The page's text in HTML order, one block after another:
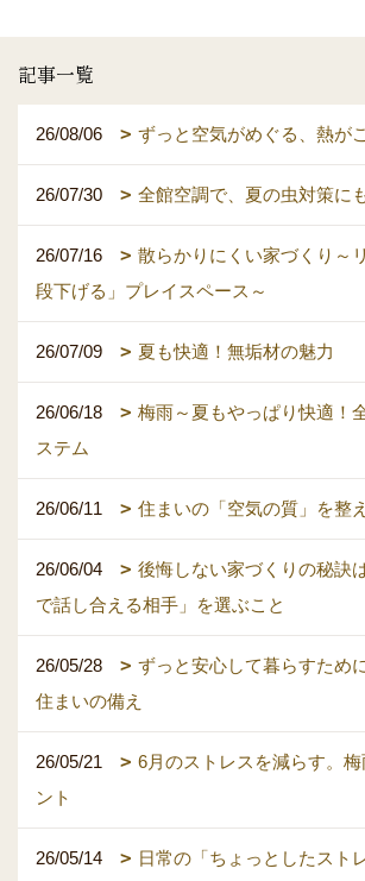
記事一覧
26/08/06 ずっと空気がめぐる、熱が
26/07/30 全館空調で、夏の虫対策に
26/07/16
散らかりにくい家づくり～
段下げる」プレイスペース～
26/07/09 夏も快適！無垢材の魅力
26/06/18
梅雨～夏もやっぱり快適！
ステム
26/06/11 住まいの「空気の質」を整
26/06/04
後悔しない家づくりの秘訣
で話し合える相手」を選ぶこと
26/05/28
ずっと安心して暮らすため
住まいの備え
26/05/21
6月のストレスを減らす。
ント
26/05/14
日常の「ちょっとしたスト